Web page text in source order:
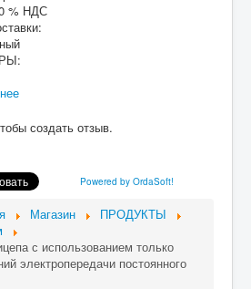
% НДС
создать отзыв.
Powered by OrdaSoft!
Магазин
ПРОДУКТЫ
с использованием только
электропередачи постоянного